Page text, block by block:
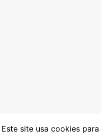
Este site usa cookies